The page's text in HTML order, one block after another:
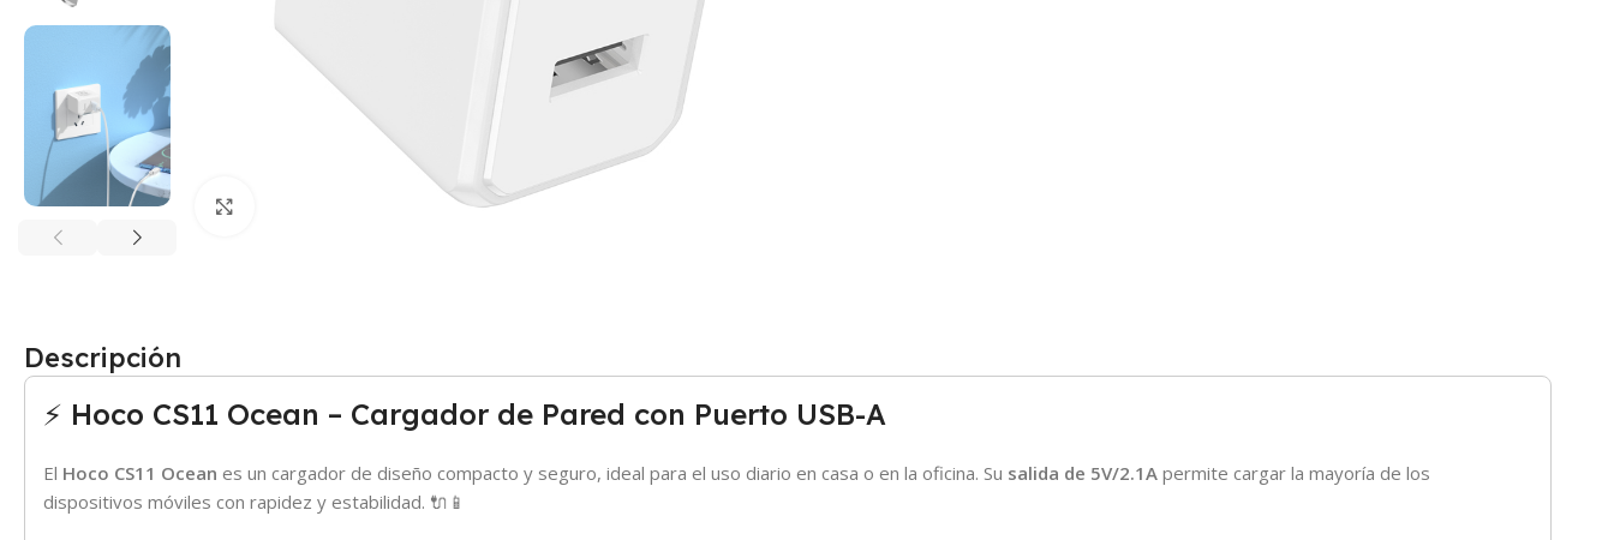
Descripción
⚡ Hoco CS11 Ocean – Cargador de Pared con Puerto USB-A
El Hoco CS11 Ocean es un cargador de diseño compacto y seguro, ideal para el uso diario en casa o en la oficina. Su salida de 5V/2.1A permite cargar la mayoría de los
dispositivos móviles con rapidez y estabilidad. 🔌📱